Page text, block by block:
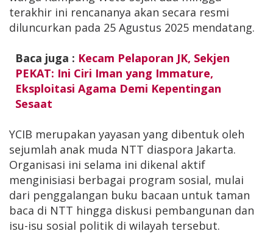
terakhir ini rencananya akan secara resmi
diluncurkan pada 25 Agustus 2025 mendatang.
Baca juga : Kecam Pelaporan JK, Sekjen
PEKAT: Ini Ciri Iman yang Immature,
Eksploitasi Agama Demi Kepentingan
Sesaat
YCIB merupakan yayasan yang dibentuk oleh
sejumlah anak muda NTT diaspora Jakarta.
Organisasi ini selama ini dikenal aktif
menginisiasi berbagai program sosial, mulai
dari penggalangan buku bacaan untuk taman
baca di NTT hingga diskusi pembangunan dan
isu-isu sosial politik di wilayah tersebut.